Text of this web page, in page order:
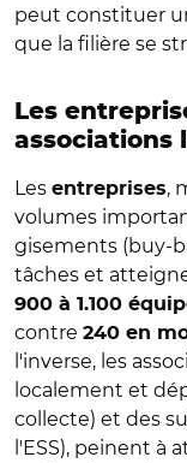
peut constituer
que la filière se
Les
associations
Les entreprises,
volumes
gisements (buy-
tâches et
900 à 1.100
contre 240 en
l'inverse, les
localement et
collecte) et des
l'ESS), peinent à